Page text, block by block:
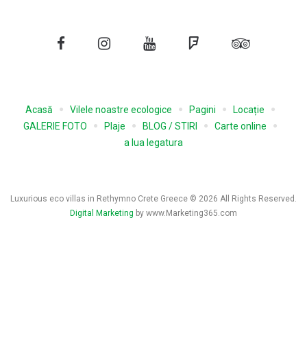
Facebook Instagram YouTube Foursquare
Acasă Vilele noastre ecologice Pagini
Locație
GALERIE FOTO
Plaje BLOG / STIRI
Carte online
a lua legatura
Luxurious eco villas in Rethymno Crete Greece © 2026 All Rights Reserved.
Digital Marketing by www.Marketing365.com